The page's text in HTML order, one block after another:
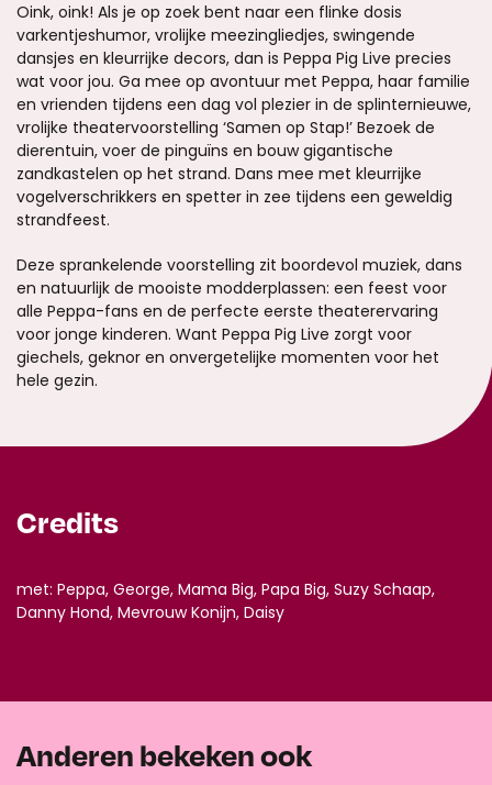
Oink, oink! Als je op zoek bent naar een flinke dosis
varkentjeshumor, vrolijke meezingliedjes, swingende
dansjes en kleurrijke decors, dan is Peppa Pig Live precies
wat voor jou. Ga mee op avontuur met Peppa, haar familie
en vrienden tijdens een dag vol plezier in de splinternieuwe,
vrolijke theatervoorstelling ‘Samen op Stap!’ Bezoek de
dierentuin, voer de pinguïns en bouw gigantische
zandkastelen op het strand. Dans mee met kleurrijke
vogelverschrikkers en spetter in zee tijdens een geweldig
strandfeest.
Deze sprankelende voorstelling zit boordevol muziek, dans
en natuurlijk de mooiste modderplassen: een feest voor
alle Peppa-fans en de perfecte eerste theaterervaring
voor jonge kinderen. Want Peppa Pig Live zorgt voor
giechels, geknor en onvergetelijke momenten voor het
hele gezin.
Credits
met: Peppa, George, Mama Big, Papa Big, Suzy Schaap,
Danny Hond, Mevrouw Konijn, Daisy
Anderen bekeken ook